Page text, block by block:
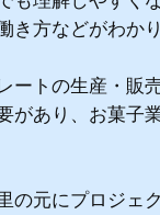
方などがわか
トの生産・販
あり、お菓子
元にプロジェ